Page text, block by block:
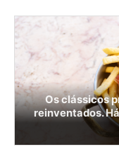
Os clássicos
reinventados.